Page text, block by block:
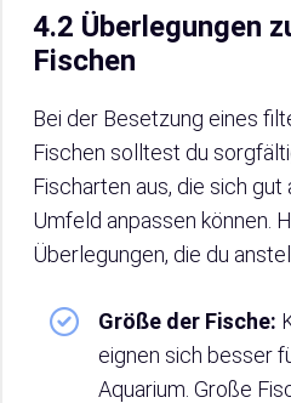
4.2 Überlegungen
Fischen
Bei der Besetzung eines
Fischen solltest du
Fischarten aus, die sich
Umfeld anpassen können.
Überlegungen, die du
Größe der Fische:
eignen sich besser
Aquarium. Große